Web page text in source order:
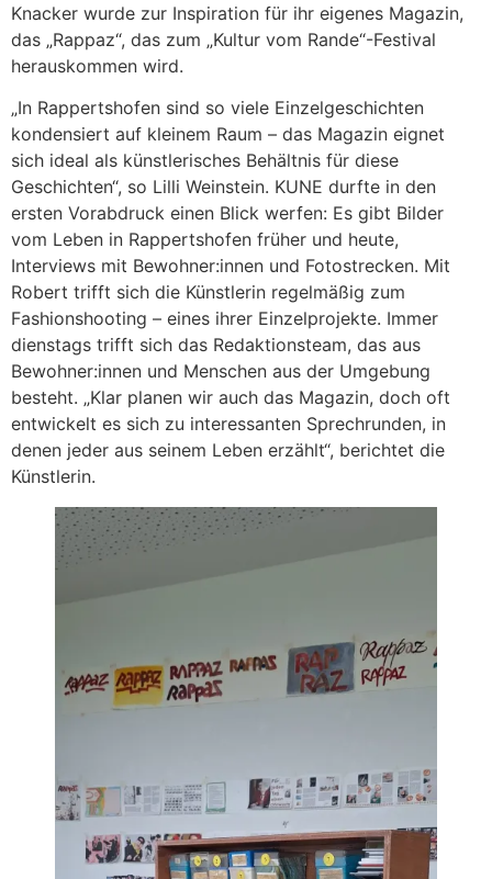
Knacker wurde zur Inspiration für ihr eigenes Magazin,
das „Rappaz“, das zum „Kultur vom Rande“-Festival
herauskommen wird.
„In Rappertshofen sind so viele Einzelgeschichten
kondensiert auf kleinem Raum – das Magazin eignet
sich ideal als künstlerisches Behältnis für diese
Geschichten“, so Lilli Weinstein. KUNE durfte in den
ersten Vorabdruck einen Blick werfen: Es gibt Bilder
vom Leben in Rappertshofen früher und heute,
Interviews mit Bewohner:innen und Fotostrecken. Mit
Robert trifft sich die Künstlerin regelmäßig zum
Fashionshooting – eines ihrer Einzelprojekte. Immer
dienstags trifft sich das Redaktionsteam, das aus
Bewohner:innen und Menschen aus der Umgebung
besteht. „Klar planen wir auch das Magazin, doch oft
entwickelt es sich zu interessanten Sprechrunden, in
denen jeder aus seinem Leben erzählt“, berichtet die
Künstlerin.